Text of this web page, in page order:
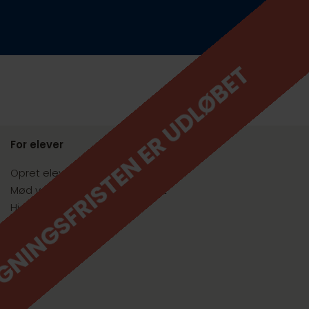
ER UDLØBET
For elever
Opret elevprofil
Mød vores jobsøgningsekspert
Hjælp til CV & ansøgning
Mød virksomheder